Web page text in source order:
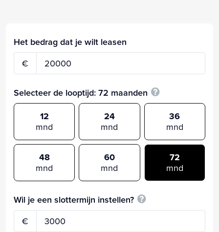
Het bedrag dat je wilt leasen
€
Selecteer de looptijd: 72 maanden
12
mnd
24
mnd
36
mnd
48
mnd
60
mnd
72
mnd
Wil je een slottermijn instellen?
€